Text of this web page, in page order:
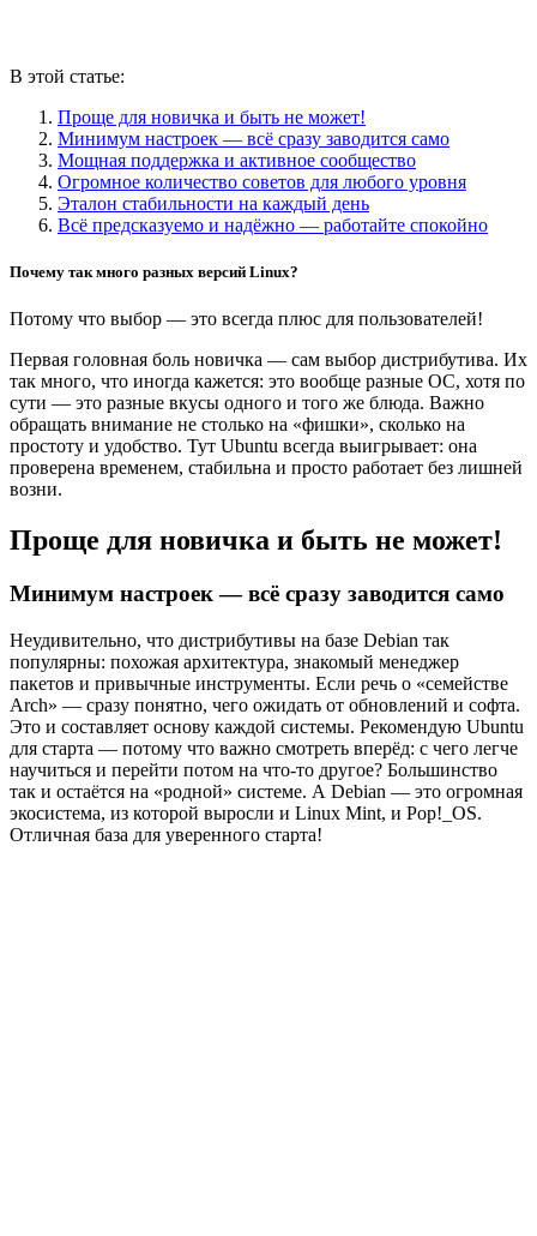
В этой статье:
Проще для новичка и быть не может!
Минимум настроек — всё сразу заводится само
Мощная поддержка и активное сообщество
Огромное количество советов для любого уровня
Эталон стабильности на каждый день
Всё предсказуемо и надёжно — работайте спокойно
Почему так много разных версий Linux?
Потому что выбор — это всегда плюс для пользователей!
Первая головная боль новичка — сам выбор дистрибутива. Их
так много, что иногда кажется: это вообще разные ОС, хотя по
сути — это разные вкусы одного и того же блюда. Важно
обращать внимание не столько на «фишки», сколько на
простоту и удобство. Тут Ubuntu всегда выигрывает: она
проверена временем, стабильна и просто работает без лишней
возни.
Проще для новичка и быть не может!
Минимум настроек — всё сразу заводится само
Неудивительно, что дистрибутивы на базе Debian так
популярны: похожая архитектура, знакомый менеджер
пакетов и привычные инструменты. Если речь о «семействе
Arch» — сразу понятно, чего ожидать от обновлений и софта.
Это и составляет основу каждой системы. Рекомендую Ubuntu
для старта — потому что важно смотреть вперёд: с чего легче
научиться и перейти потом на что-то другое? Большинство
так и остаётся на «родной» системе. А Debian — это огромная
экосистема, из которой выросли и Linux Mint, и Pop!_OS.
Отличная база для уверенного старта!